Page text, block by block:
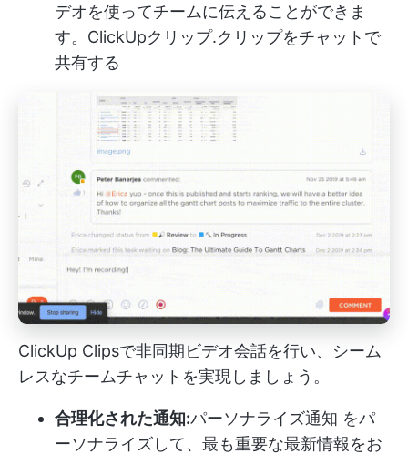
デオを使ってチームに伝えることができま
す。 ClickUpクリップ.クリップをチャットで
共有する
ClickUp Clipsで非同期ビデオ会話を行い、シーム
レスなチームチャットを実現しましょう。
合理化された通知:パーソナライズ通知 をパ
ーソナライズして、最も重要な最新情報をお